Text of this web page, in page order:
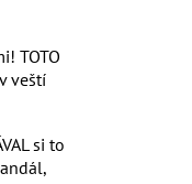
TOTO
veští
si to